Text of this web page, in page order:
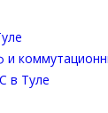
в Туле